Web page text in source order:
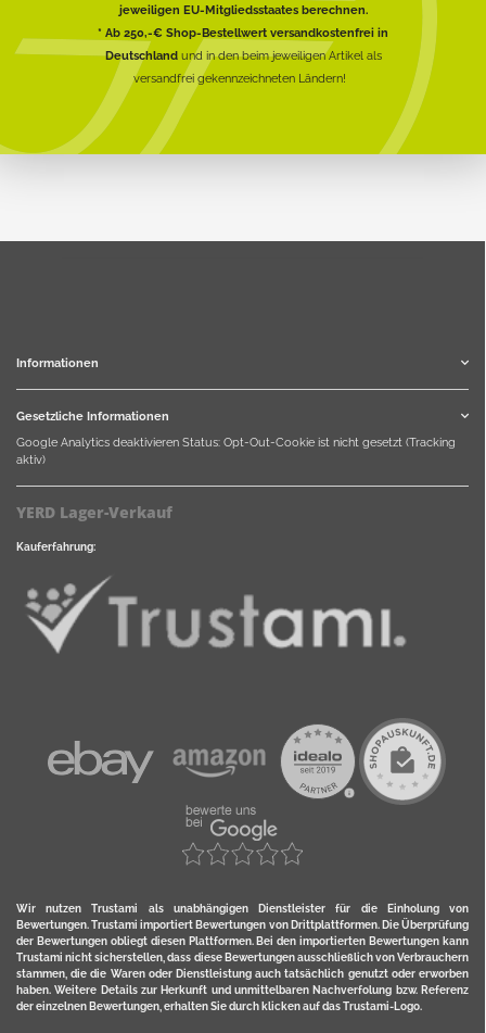
jeweiligen EU-Mitgliedsstaates berechnen.
* Ab 250,-€ Shop-Bestellwert versandkostenfrei in
Deutschlandund in den beim jeweiligen Artikel als
versandfrei gekennzeichneten Ländern!
Informationen
Gesetzliche Informationen
Google Analytics deaktivieren Status: Opt-Out-Cookie ist nicht gesetzt (Tracking
aktiv)
YERD Lager-Verkauf
Kauferfahrung:
Wir nutzen Trustami als unabhängigen Dienstleister für die Einholung von
Bewertungen. Trustami importiert Bewertungen von Drittplattformen. Die Überprüfung
der Bewertungen obliegt diesen Plattformen. Bei den importierten Bewertungen kann
Trustami nicht sicherstellen, dass diese Bewertungen ausschließlich von Verbrauchern
stammen, die die Waren oder Dienstleistung auch tatsächlich genutzt oder erworben
haben. Weitere Details zur Herkunft und unmittelbaren Nachverfolung bzw. Referenz
der einzelnen Bewertungen, erhalten Sie durch klicken auf das Trustami-Logo.